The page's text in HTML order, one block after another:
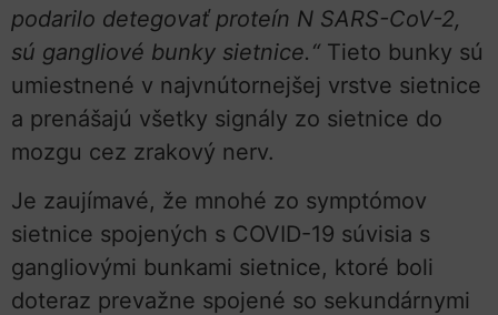
podarilo detegovať proteín N SARS-CoV-2,
sú gangliové bunky sietnice.“ Tieto bunky sú
umiestnené v najvnútornejšej vrstve sietnice
a prenášajú všetky signály zo sietnice do
mozgu cez zrakový nerv.
Je zaujímavé, že mnohé zo symptómov
sietnice spojených s COVID-19 súvisia s
gangliovými bunkami sietnice, ktoré boli
doteraz prevažne spojené so sekundárnymi